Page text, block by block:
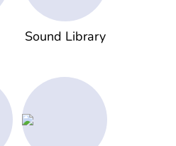
Sound Library